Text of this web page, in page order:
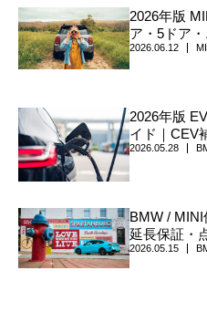
2026年版
ア・5ドア
ン・コンバ
2026.06.12
2026年版
イド｜CEV
／V2H／自
2026.05.28
BMW / MINI
延長保証・
2026.05.15